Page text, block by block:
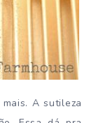
A sutileza